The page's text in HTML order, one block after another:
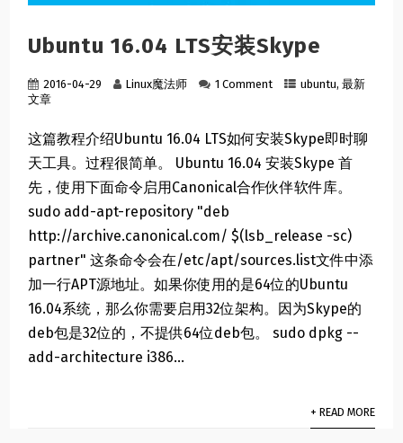
Ubuntu 16.04 LTS安装Skype
2016-04-29 Linux魔法师 1 Comment ubuntu,最新
文章
这篇教程介绍Ubuntu 16.04 LTS如何安装Skype即时聊
天工具。过程很简单。 Ubuntu 16.04 安装Skype 首
先，使用下面命令启用Canonical合作伙伴软件库。
sudo add-apt-repository "deb
http://archive.canonical.com/ $(lsb_release -sc)
partner" 这条命令会在/etc/apt/sources.list文件中添
加一行APT源地址。如果你使用的是64位的Ubuntu
16.04系统，那么你需要启用32位架构。因为Skype的
deb包是32位的，不提供64位deb包。 sudo dpkg --
add-architecture i386...
+ READ MORE